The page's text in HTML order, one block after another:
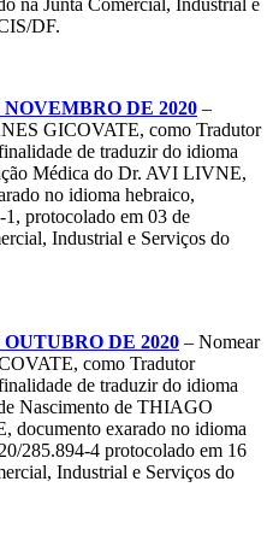
DF.
NOVEMBRO DE 2020 –
GICOVATE, como Tradutor
de traduzir do idioma
Médica do Dr. AVI LIVNE,
no idioma hebraico,
1, protocolado em 03 de
Industrial e Serviços do
DE 2020 – Nomear
como Tradutor
de traduzir do idioma
Nascimento de THIAGO
exarado no idioma
285.894-4 protocolado em 16
Industrial e Serviços do